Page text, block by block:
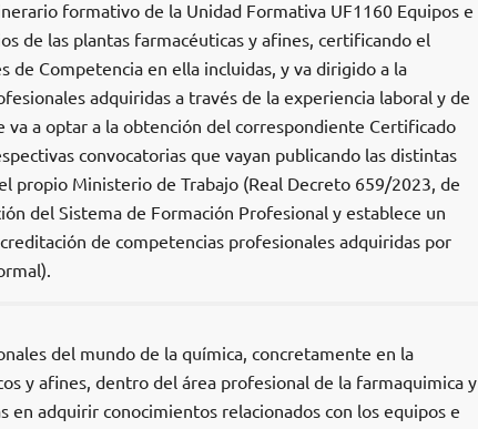
formativo de la Unidad Formativa UF1160 Equipos e
de las plantas farmacéuticas y afines, certificando el
de Competencia en ella incluidas, y va dirigido a la
adquiridas a través de la experiencia laboral y de
va a optar a la obtención del correspondiente Certificado
convocatorias que vayan publicando las distintas
propio Ministerio de Trabajo (Real Decreto 659/2023, de
del Sistema de Formación Profesional y establece un
de competencias profesionales adquiridas por
del mundo de la química, concretamente en la
y afines, dentro del área profesional de la farmaquimica y
en adquirir conocimientos relacionados con los equipos e